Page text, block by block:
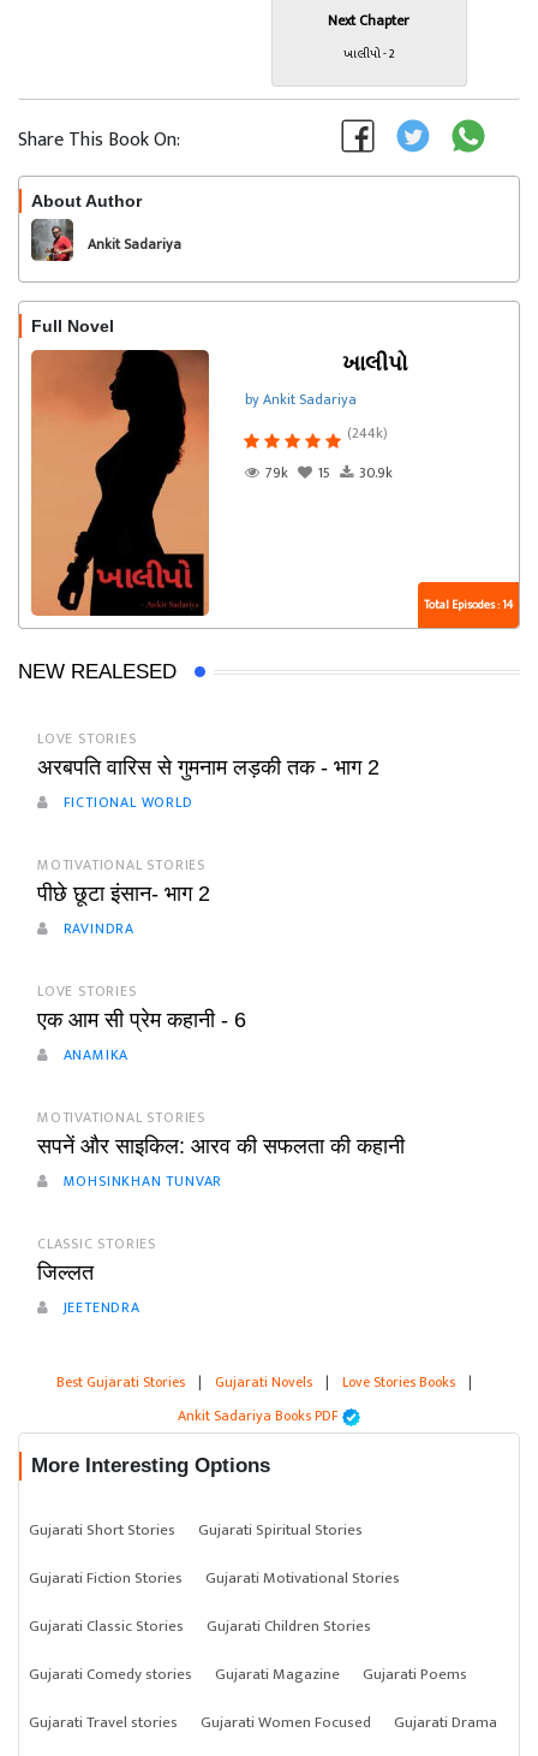
Next Chapter
ખાલીપો - 2
Share This Book On:
About Author
Ankit Sadariya
Full Novel
ખાલીપો
by Ankit Sadariya
(244k)
79k
15 30.9k
Total Episodes : 14
NEW REALESED
LOVE STORIES
अरबपति वारिस से गुमनाम लड़की तक - भाग 2
FICTIONAL WORLD
MOTIVATIONAL STORIES
पीछे छूटा इंसान- भाग 2
RAVINDRA
LOVE STORIES
एक आम सी प्रेम कहानी - 6
ANAMIKA
MOTIVATIONAL STORIES
सपनें और साइकिल: आरव की सफलता की कहानी
MOHSINKHAN TUNVAR
CLASSIC STORIES
जिल्लत
JEETENDRA
Best Gujarati Stories | Gujarati Novels | Love Stories Books |
Ankit Sadariya Books PDF
More Interesting Options
Gujarati Short Stories
Gujarati Spiritual Stories
Gujarati Fiction Stories
Gujarati Motivational Stories
Gujarati Classic Stories
Gujarati Children Stories
Gujarati Comedy stories
Gujarati Magazine
Gujarati Poems
Gujarati Travel stories
Gujarati Women Focused
Gujarati Drama